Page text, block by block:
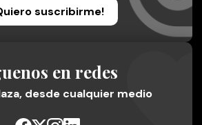
suscribirme!
en redes
desde cualquier medio